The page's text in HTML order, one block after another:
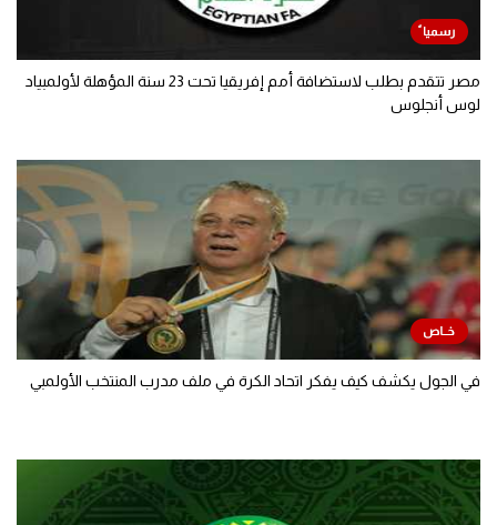
مصر تتقدم بطلب لاستضافة أمم إفريقيا تحت 23 سنة المؤهلة لأولمبياد
لوس أنجلوس
في الجول يكشف كيف يفكر اتحاد الكرة في ملف مدرب المنتخب الأولمبي